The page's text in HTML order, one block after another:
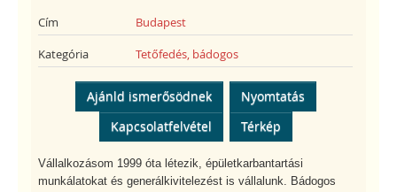
Cím Budapest
Kategória Tetőfedés, bádogos
Ajánld ismerősödnek
Nyomtatás
Kapcsolatfelvétel
Térkép
Vállalkozásom 1999 óta létezik, épületkarbantartási
munkálatokat és generálkivitelezést is vállalunk. Bádogos